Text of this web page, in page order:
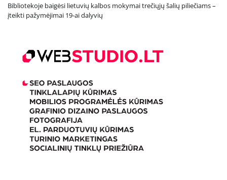
Bibliotekoje baigėsi lietuvių kalbos mokymai trečiųjų šalių piliečiams –
įteikti pažymėjimai 19-ai dalyvių